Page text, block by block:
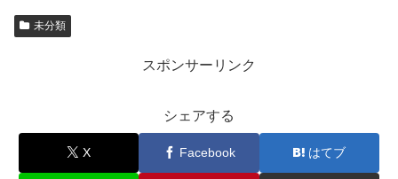
未分類
スポンサーリンク
シェアする
X Facebook はてブ